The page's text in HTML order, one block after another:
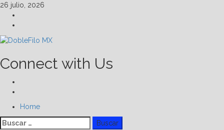
Skip
content
26 julio, 2026
Connect with Us
Primary
Menu
Home
Buscar: